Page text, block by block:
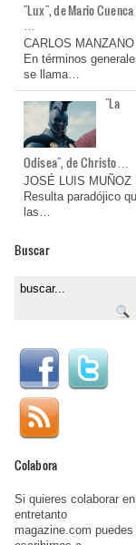
"Lux", de Mario Cuenca
…
CARLOS MANZANO
En términos
se llama…
"La
Odisea", de Christo…
JOSÉ LUIS MUÑOZ
Resulta paradójico
las…
Buscar
Colabora
Si quieres colaborar en
entretanto
magazine.com puedes